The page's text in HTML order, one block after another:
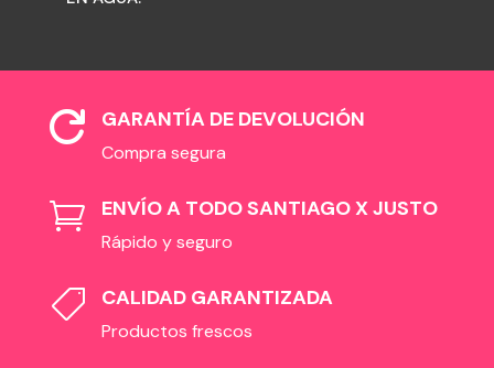
 GARANTÍA DE DEVOLUCIÓN
Compra segura
 ENVÍO A TODO SANTIAGO X JUSTO
Rápido y seguro
 CALIDAD GARANTIZADA
Productos frescos